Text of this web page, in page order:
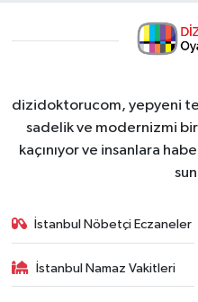
dizidoktorucom, yepyeni
sadelik ve modernizmi
kaçınıyor ve insanlara
İstanbul Nöbetçi Eczaneler
İstanbul Namaz Vakitleri